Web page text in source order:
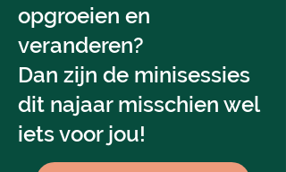
opgroeien en
veranderen?
Dan zijn de minisessies
dit najaar misschien wel
iets voor jou!